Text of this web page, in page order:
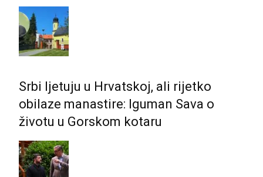
Srbi ljetuju u Hrvatskoj, ali rijetko
obilaze manastire: Iguman Sava o
životu u Gorskom kotaru